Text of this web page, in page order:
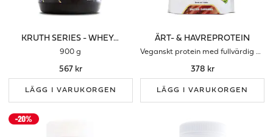
KRUTH SERIES - WHEY ISOLATE
900 g
567 kr
LÄGG I VARUKORGEN
ÄRT- & HAVREPROTEIN
Veganskt protein med fullvärdig aminoprofil
378 kr
LÄGG I VARUKORGEN